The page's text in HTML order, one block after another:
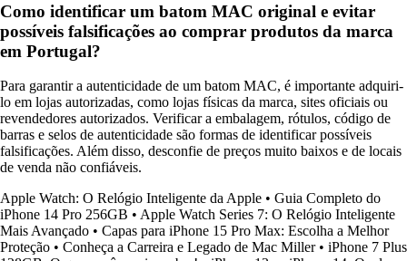
Como identificar um batom MAC original e evitar
possíveis falsificações ao comprar produtos da marca
em Portugal?
Para garantir a autenticidade de um batom MAC, é importante adquiri-
lo em lojas autorizadas, como lojas físicas da marca, sites oficiais ou
revendedores autorizados. Verificar a embalagem, rótulos, código de
barras e selos de autenticidade são formas de identificar possíveis
falsificações. Além disso, desconfie de preços muito baixos e de locais
de venda não confiáveis.
Apple Watch: O Relógio Inteligente da Apple • Guia Completo do
iPhone 14 Pro 256GB • Apple Watch Series 7: O Relógio Inteligente
Mais Avançado • Capas para iPhone 15 Pro Max: Escolha a Melhor
Proteção • Conheça a Carreira e Legado de Mac Miller• iPhone 7 Plus